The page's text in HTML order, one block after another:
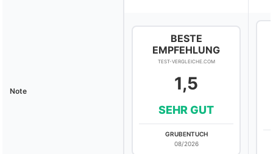
Note
BESTE
EMPFEHLUNG
TEST-VERGLEICHE.COM
1,5
SEHR GUT
GRUBENTUCH
08/2026